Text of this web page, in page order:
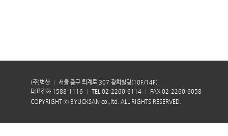
(주)벽산
서울 중구 퇴계로 307 광희빌딩(10F/14F)
대표전화 1588-1116
TEL 02-2260-6114
FAX 02-2260-6058
COPYRIGHT ⓒ BYUCKSAN co.,ltd. ALL RIGHTS RESERVED.